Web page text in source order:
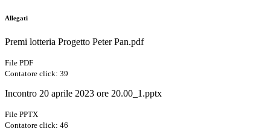
Allegati
Premi lotteria Progetto Peter Pan.pdf
File PDF
Contatore click: 39
Incontro 20 aprile 2023 ore 20.00_1.pptx
File PPTX
Contatore click: 46